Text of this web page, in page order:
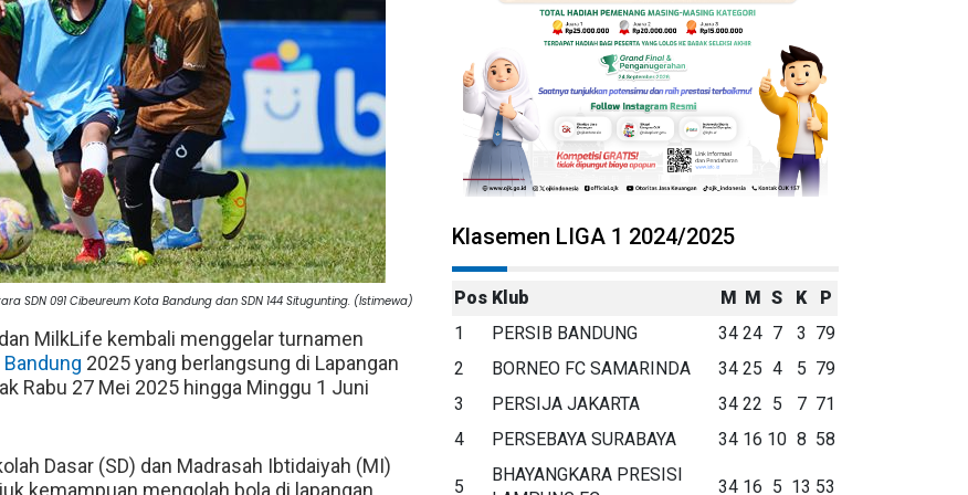
SDN 091 Cibeureum Kota Bandung dan SDN 144 Situgunting. (Istimewa)
dan MilkLife kembali menggelar turnamen
Bandung 2025 yang berlangsung di Lapangan
Rabu 27 Mei 2025 hingga Minggu 1 Juni
Dasar (SD) dan Madrasah Ibtidaiyah (MI)
kemampuan mengolah bola di lapangan
Klasemen LIGA 1 2024/2025
Pos Klub M M S K
P
1
PERSIB BANDUNG 34 24 7 3 79
2
BORNEO FC SAMARINDA 34 25 4 5 79
3
PERSIJA JAKARTA 34 22 5 7 71
4
PERSEBAYA SURABAYA 34 16 10 8 58
5
BHAYANGKARA PRESISI
34 16 5 13 53